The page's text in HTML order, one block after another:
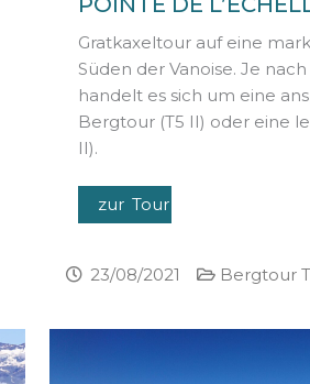
Gratkaxeltour auf eine
Süden der Vanoise. Je
handelt es sich um eine
Bergtour (T5 II) oder eine
II).
zur Tour
23/08/2021 Bergtour